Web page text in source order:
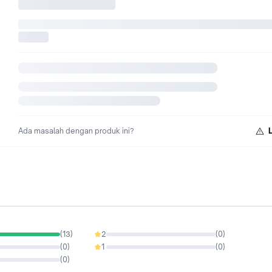
Ada masalah dengan produk ini?
(13)
(0)
(0)
2 (0)
0%
1 (0)
0%